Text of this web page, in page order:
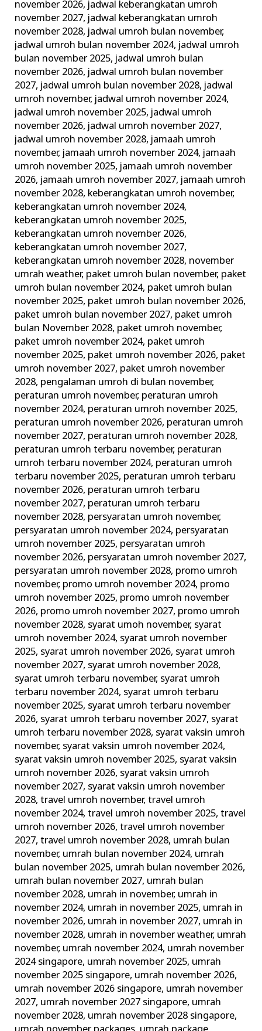
november 2026, jadwal keberangkatan umroh
november 2027, jadwal keberangkatan umroh
november 2028, jadwal umroh bulan november,
jadwal umroh bulan november 2024, jadwal umroh
bulan november 2025, jadwal umroh bulan
november 2026, jadwal umroh bulan november
2027, jadwal umroh bulan november 2028, jadwal
umroh november, jadwal umroh november 2024,
jadwal umroh november 2025, jadwal umroh
november 2026, jadwal umroh november 2027,
jadwal umroh november 2028, jamaah umroh
november, jamaah umroh november 2024, jamaah
umroh november 2025, jamaah umroh november
2026, jamaah umroh november 2027, jamaah umroh
november 2028, keberangkatan umroh november,
keberangkatan umroh november 2024,
keberangkatan umroh november 2025,
keberangkatan umroh november 2026,
keberangkatan umroh november 2027,
keberangkatan umroh november 2028, november
umrah weather, paket umroh bulan november, paket
umroh bulan november 2024, paket umroh bulan
november 2025, paket umroh bulan november 2026,
paket umroh bulan november 2027, paket umroh
bulan November 2028, paket umroh november,
paket umroh november 2024, paket umroh
november 2025, paket umroh november 2026, paket
umroh november 2027, paket umroh november
2028, pengalaman umroh di bulan november,
peraturan umroh november, peraturan umroh
november 2024, peraturan umroh november 2025,
peraturan umroh november 2026, peraturan umroh
november 2027, peraturan umroh november 2028,
peraturan umroh terbaru november, peraturan
umroh terbaru november 2024, peraturan umroh
terbaru november 2025, peraturan umroh terbaru
november 2026, peraturan umroh terbaru
november 2027, peraturan umroh terbaru
november 2028, persyaratan umroh november,
persyaratan umroh november 2024, persyaratan
umroh november 2025, persyaratan umroh
november 2026, persyaratan umroh november 2027,
persyaratan umroh november 2028, promo umroh
november, promo umroh november 2024, promo
umroh november 2025, promo umroh november
2026, promo umroh november 2027, promo umroh
november 2028, syarat umoh november, syarat
umroh november 2024, syarat umroh november
2025, syarat umroh november 2026, syarat umroh
november 2027, syarat umroh november 2028,
syarat umroh terbaru november, syarat umroh
terbaru november 2024, syarat umroh terbaru
november 2025, syarat umroh terbaru november
2026, syarat umroh terbaru november 2027, syarat
umroh terbaru november 2028, syarat vaksin umroh
november, syarat vaksin umroh november 2024,
syarat vaksin umroh november 2025, syarat vaksin
umroh november 2026, syarat vaksin umroh
november 2027, syarat vaksin umroh november
2028,travel umroh november,travel umroh
november 2024,travel umroh november 2025,travel
umroh november 2026,travel umroh november
2027,travel umroh november 2028, umrah bulan
november, umrah bulan november 2024, umrah
bulan november 2025, umrah bulan november 2026,
umrah bulan november 2027, umrah bulan
november 2028, umrah in november, umrah in
november 2024, umrah in november 2025, umrah in
november 2026, umrah in november 2027, umrah in
november 2028, umrah in november weather, umrah
november, umrah november 2024, umrah november
2024 singapore, umrah november 2025, umrah
november 2025 singapore, umrah november 2026,
umrah november 2026 singapore, umrah november
2027, umrah november 2027 singapore, umrah
november 2028, umrah november 2028 singapore,